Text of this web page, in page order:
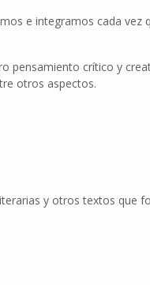
e integramos cada vez
pensamiento crítico y
otros aspectos.
y otros textos que